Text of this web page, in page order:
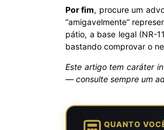
Por fim, procure um
“amigavelmente”
pátio, a base legal (NR-
bastando comprovar o
Este artigo tem caráter
— consulte sempre um
QUANTO